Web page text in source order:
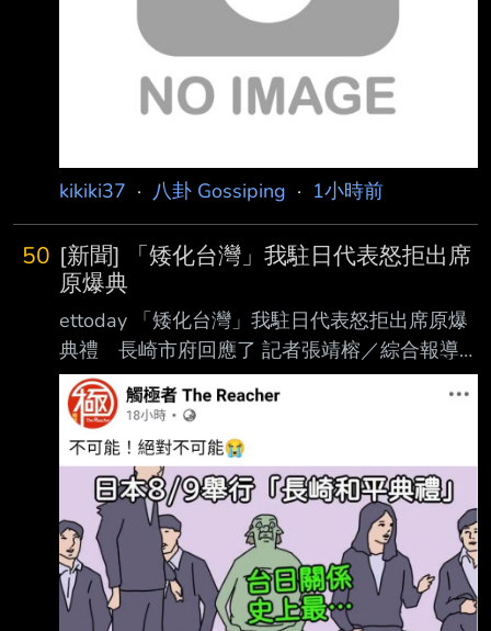
kikiki37 · 八卦 Gossiping · 1小時前
50 [新聞] 「矮化台灣」我駐日代表怒拒出席
原爆典
ettoday 「矮化台灣」我駐日代表怒拒出席原爆
典禮 長崎市府回應了 記者張靖榕／綜合報導
日本長崎市9日上午舉行原爆和平紀念典禮，台
灣代表座位遭安排在使節團區域之外，引 發爭
議。駐日代表李逸洋認為此舉刻意矮化台灣國格
與地位，因此拒絕出席。長崎市政府 稱座位安
排與去年相同，都是安排在「海外席」，並無降
低台灣代表層級的意圖。 李逸洋9日在臉書表
示，他與蔡明耀、周學佑2位公使均未出席典
禮，原因是長崎市政府將 台灣代表安排於使節
團區域外，因此台灣也降低出席層級，改由福岡